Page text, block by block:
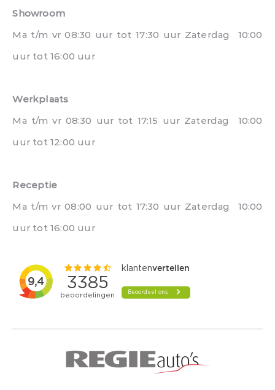
Showroom
Ma t/m vr 08:30 uur tot 17:30 uur Zaterdag 10:00
uur tot 16:00 uur
Werkplaats
Ma t/m vr 08:30 uur tot 17:15 uur Zaterdag 10:00
uur tot 12:00 uur
Receptie
Ma t/m vr 08:00 uur tot 17:30 uur Zaterdag 10:00
uur tot 16:00 uur